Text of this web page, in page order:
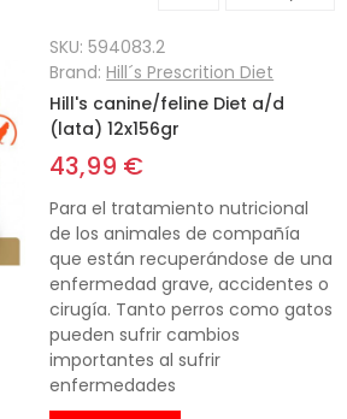
SKU:594083.2
Brand:Hill´s Prescrition Diet
Hill's canine/feline Diet a/d
(lata) 12x156gr
43,99 €
Para el tratamiento nutricional
de los animales de compañía
que están recuperándose de una
enfermedad grave, accidentes o
cirugía. Tanto perros como gatos
pueden sufrir cambios
importantes al sufrir
enfermedades